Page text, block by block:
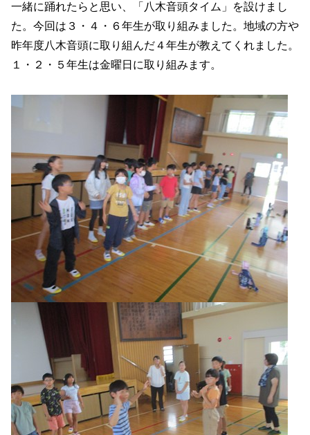
一緒に踊れたらと思い、「八木音頭タイム」を設けまし
た。今回は３・４・６年生が取り組みました。地域の方や
昨年度八木音頭に取り組んだ４年生が教えてくれました。
１・２・５年生は金曜日に取り組みます。